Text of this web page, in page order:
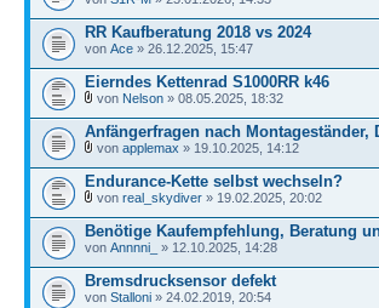
RR Kaufberatung 2018 vs 2024
von Ace » 26.12.2025, 15:47
Eierndes Kettenrad S1000RR k46
von Nelson » 08.05.2025, 18:32
Anfängerfragen nach Montageständer,
von applemax » 19.10.2025, 14:12
Endurance-Kette selbst wechseln?
von real_skydiver » 19.02.2025, 20:02
Benötige Kaufempfehlung, Beratung
von Annnni_ » 12.10.2025, 14:28
Bremsdrucksensor defekt
von Stalloni » 24.02.2019, 20:54